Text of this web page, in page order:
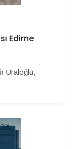
Edirne
Uraloğlu,